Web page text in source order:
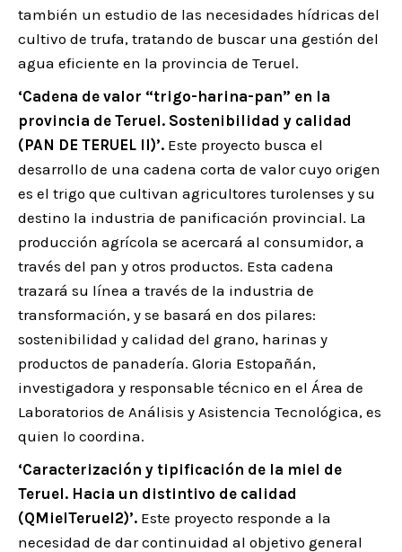
también un estudio de las necesidades hídricas del
cultivo de trufa, tratando de buscar una gestión del
agua eficiente en la provincia de Teruel.
‘Cadena de valor “trigo-harina-pan” en la
provincia de Teruel. Sostenibilidad y calidad
(PAN DE TERUEL II)’. Este proyecto busca el
desarrollo de una cadena corta de valor cuyo origen
es el trigo que cultivan agricultores turolenses y su
destino la industria de panificación provincial. La
producción agrícola se acercará al consumidor, a
través del pan y otros productos. Esta cadena
trazará su línea a través de la industria de
transformación, y se basará en dos pilares:
sostenibilidad y calidad del grano, harinas y
productos de panadería. Gloria Estopañán,
investigadora y responsable técnico en el Área de
Laboratorios de Análisis y Asistencia Tecnológica, es
quien lo coordina.
‘Caracterización y tipificación de la miel de
Teruel. Hacia un distintivo de calidad
(QMielTeruel2)’. Este proyecto responde a la
necesidad de dar continuidad al objetivo general